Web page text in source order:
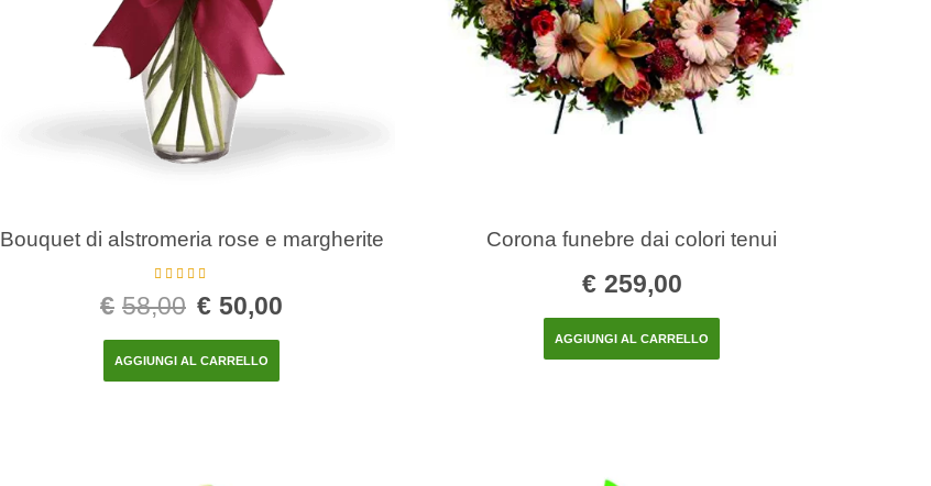
Bouquet di alstromeria rose e margherite
su 5
€ 58,00 € 50,00
AGGIUNGI AL CARRELLO
Corona funebre dai colori tenui
€ 259,00
AGGIUNGI AL CARRELLO